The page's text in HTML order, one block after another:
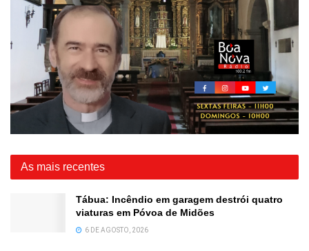
As mais recentes
Tábua: Incêndio em garagem destrói quatro
viaturas em Póvoa de Midões
6 DE AGOSTO, 2026